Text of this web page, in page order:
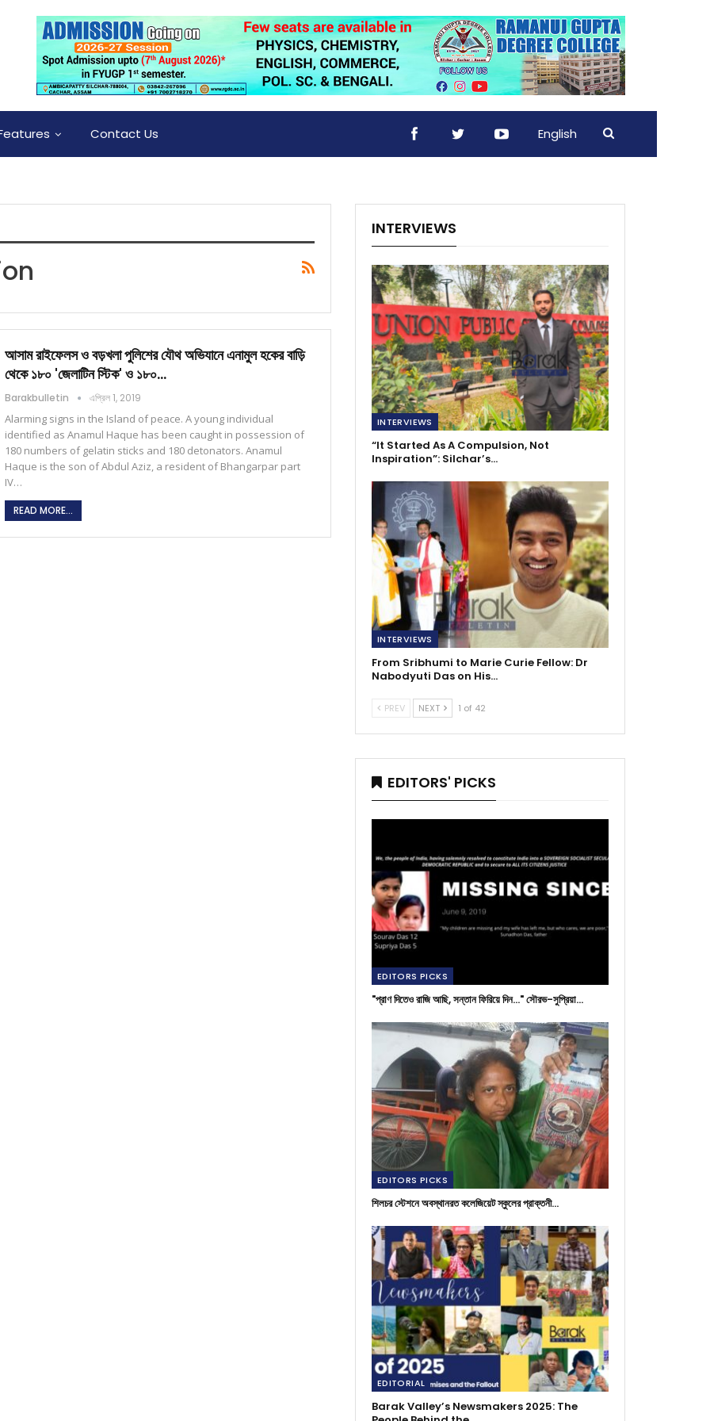
Contact Us English
আসাম রাইফেলস ও বড়খলা পুলিশের যৌথ অভিযানে এনামুল হকের বাড়ি
থেকে ১৮০ 'জেলাটিন স্টিক' ও ১৮০…
Barakbulletin এপ্রিল 1, 2019
Alarming signs in the Island of peace. A young individual
identified as Anamul Haque has been caught in possession of
180 numbers of gelatin sticks and 180 detonators. Anamul
Haque is the son of Abdul Aziz, a resident of Bhangarpar part
IV…
READ MORE...
INTERVIEWS
INTERVIEWS
“It Started As A Compulsion, Not
Inspiration”: Silchar’s…
INTERVIEWS
From Sribhumi to Marie Curie Fellow: Dr
Nabodyuti Das on His…
PREV NEXT 1 of 42
EDITORS' PICKS
EDITORS PICKS
"প্রাণ দিতেও রাজি আছি, সন্তান ফিরিয়ে দিন..." সৌরভ-সুপ্রিয়া…
EDITORS PICKS
শিলচর স্টেশনে অবস্থানরত কলেজিয়েট স্কুলের প্রাক্তনী…
EDITORIAL
Barak Valley’s Newsmakers 2025: The